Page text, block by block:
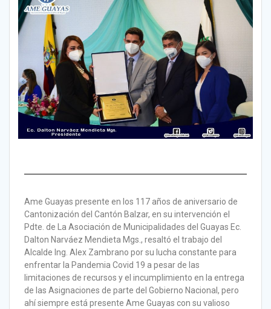
Ame Guayas presente en los 117 años de aniversario de
Cantonización del Cantón Balzar, en su intervención el
Pdte. de La Asociación de Municipalidades del Guayas Ec.
Dalton Narváez Mendieta Mgs., resaltó el trabajo del
Alcalde Ing. Alex Zambrano por su lucha constante para
enfrentar la Pandemia Covid 19 a pesar de las
limitaciones de recursos y el incumplimiento en la entrega
de las Asignaciones de parte del Gobierno Nacional, pero
ahí siempre está presente Ame Guayas con su valioso